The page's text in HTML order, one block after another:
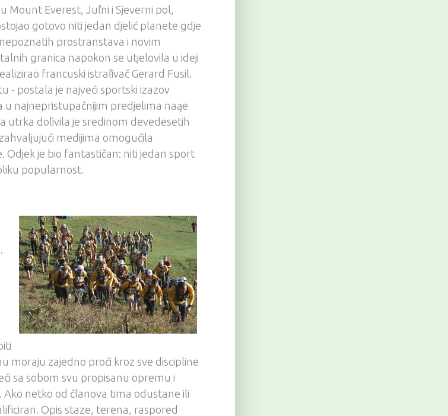
Mount Everest, Juľni i Sjeverni pol,
gotovo niti jedan djelić planete gdje
prostranstava i novim
granica napokon se utjelovila u ideji
francuski istraľivač Gerard Fusil.
- postala je najveći sportski izazov
u najnepristupačnijim predjelima naąe
utrka doľivila je sredinom devedesetih
medijima omogućila
je bio fantastičan: niti jedan sport
popularnost.
moraju zajedno proći kroz sve discipline
sa sobom svu propisanu opremu i
netko od članova tima odustane ili
Opis staze, terena, raspored